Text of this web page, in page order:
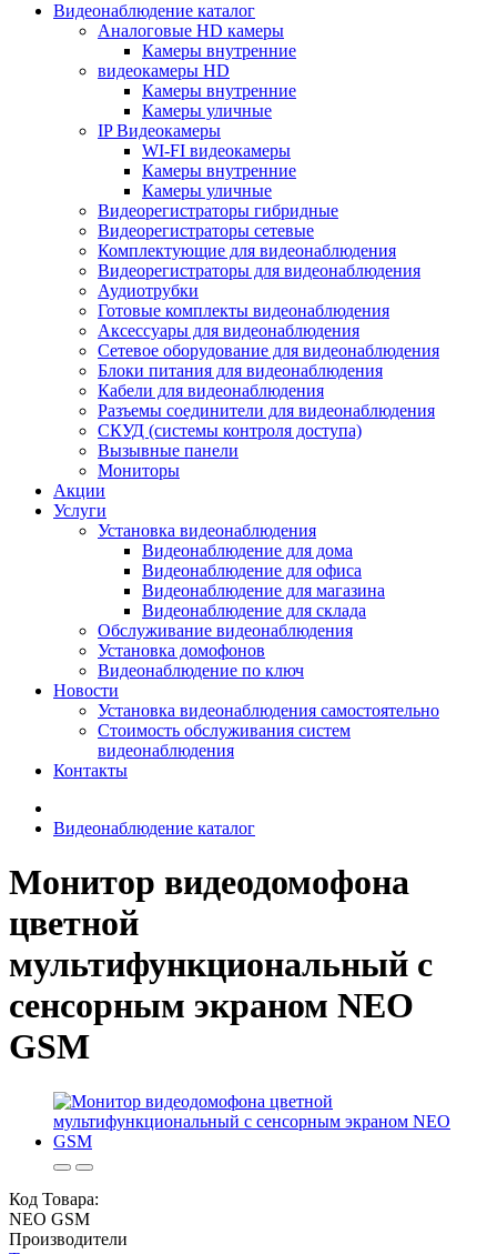
Видеонаблюдение каталог
Аналоговые HD камеры
Камеры внутренние
видеокамеры HD
Камеры внутренние
Камеры уличные
IP Видеокамеры
WI-FI видеокамеры
Камеры внутренние
Камеры уличные
Видеорегистраторы гибридные
Видеорегистраторы сетевые
Комплектующие для видеонаблюдения
Видеорегистраторы для видеонаблюдения
Аудиотрубки
Готовые комплекты видеонаблюдения
Аксессуары для видеонаблюдения
Сетевое оборудование для видеонаблюдения
Блоки питания для видеонаблюдения
Кабели для видеонаблюдения
Разъемы соединители для видеонаблюдения
СКУД (системы контроля доступа)
Вызывные панели
Мониторы
Акции
Услуги
Установка видеонаблюдения
Видеонаблюдение для дома
Видеонаблюдение для офиса
Видеонаблюдение для магазина
Видеонаблюдение для склада
Обслуживание видеонаблюдения
Установка домофонов
Видеонаблюдение по ключ
Новости
Установка видеонаблюдения самостоятельно
Стоимость обслуживания систем
видеонаблюдения
Контакты
Видеонаблюдение каталог
Монитор видеодомофона
цветной
мультифункциональный с
сенсорным экраном NEO
GSM
Код Товара:
NEO GSM
Производители